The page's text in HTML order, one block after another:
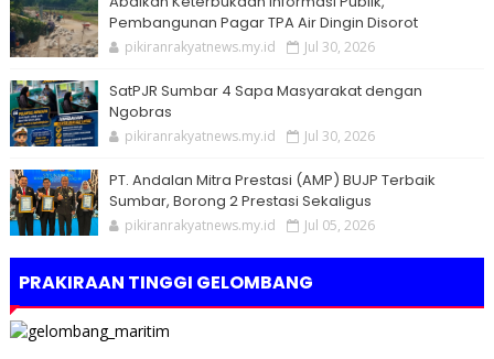
Pembangunan Pagar TPA Air Dingin Disorot
pikiranrakyatnews.my.id Jul 30, 2026
SatPJR Sumbar 4 Sapa Masyarakat dengan
Ngobras
pikiranrakyatnews.my.id Jul 30, 2026
PT. Andalan Mitra Prestasi (AMP) BUJP Terbaik
Sumbar, Borong 2 Prestasi Sekaligus
pikiranrakyatnews.my.id Jul 05, 2026
PRAKIRAAN TINGGI GELOMBANG